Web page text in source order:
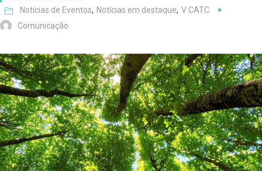
Notícias de Eventos, Notícias em destaque, V CATC
Comunicação